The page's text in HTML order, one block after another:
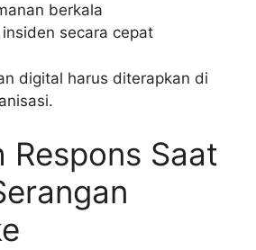
berkala
secara cepat
digital harus diterapkan di
Respons Saat